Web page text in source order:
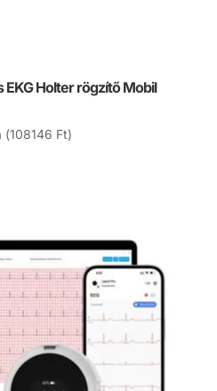
EKG Holter rögzítő Mobil
(108146 Ft)